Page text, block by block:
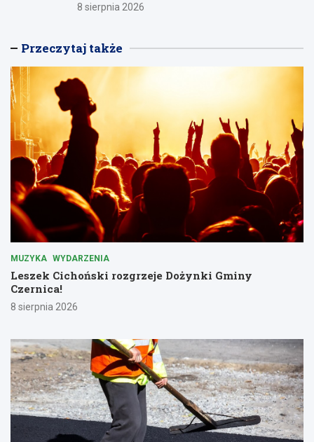
8 sierpnia 2026
Przeczytaj także
MUZYKA WYDARZENIA
Leszek Cichoński rozgrzeje Dożynki Gminy
Czernica!
8 sierpnia 2026